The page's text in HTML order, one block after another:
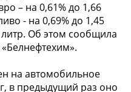
– на 0,61% до 1,66
- на 0,69% до 1,45
Об этом сообщила
на автомобильное
в предыдущий раз оно